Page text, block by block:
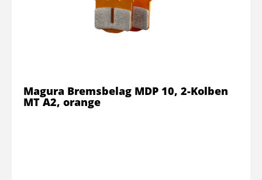
Magura Bremsbelag MDP 10, 2-Kolben
MT A2, orange